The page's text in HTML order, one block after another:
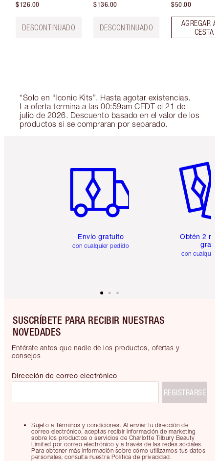
$126.00
DESCONTINUADO
$136.00
DESCONTINUADO
$50.00
AGREGAR
CESTA
*Solo en “Iconic Kits”. Hasta agotar existencias.
La oferta termina a las 00:59am CEDT el 21 de
julio de 2026. Descuento basado en el valor de los
productos si se compraran por separado.
Envío gratuito
con cualquier pedido
Obtén 2
gratis
con
SUSCRÍBETE PARA RECIBIR NUESTRAS
NOVEDADES
Entérate antes que nadie de los productos, ofertas y
consejos
Sujeto a Términos y condiciones. Al enviar tu dirección de
correo electrónico, aceptas recibir información de marketing
sobre los productos o servicios de Charlotte Tilbury Beauty
Limited por correo electrónico y a través de las redes sociales.
Para obtener más información sobre cómo utilizamos tus datos
personales, consulta nuestra Política de privacidad.
Dirección de correo electrónico
REGISTRARSE